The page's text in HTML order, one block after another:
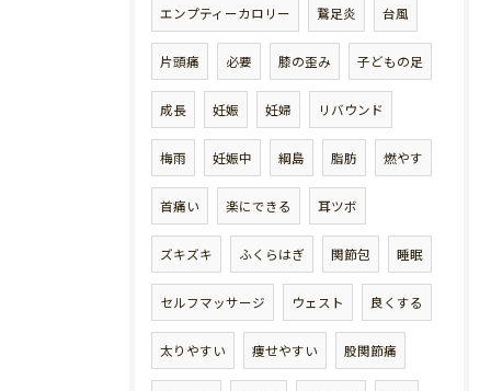
エンプティーカロリー 鵞足炎 台風
片頭痛 必要 膝の歪み 子どもの足
成長 妊娠 妊婦 リバウンド
梅雨 妊娠中 綱島 脂肪 燃やす
首痛い 楽にできる 耳ツボ
ズキズキ ふくらはぎ 関節包 睡眠
セルフマッサージ ウェスト 良くする
太りやすい 痩せやすい 股関節痛